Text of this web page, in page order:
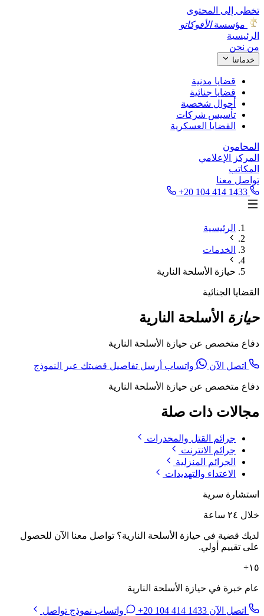
تخطى إلى المحتوى
مؤسسةالأفوكاتو
الرئيسية
من نحن
خدماتنا
قضايا مدنية
قضايا جنائية
أحوال شخصية
تأسيس شركات
القضايا العسكرية
المحامون
المركز الإعلامي
المكاتب
تواصل معنا
+20 104 414 1433
الرئيسية
الخدمات
حيازة الأسلحة النارية
القضايا الجنائية
حيازة الأسلحة النارية
دفاع متخصص عن حيازة الأسلحة النارية
اتصل الآن واتساب أرسل تفاصيل قضيتك عبر النموذج
دفاع متخصص عن حيازة الأسلحة النارية
مجالات ذات صلة
جرائم القتل والمخدرات
جرائم الانترنت
الجرائم المنزلية
الاعتداء والتهديدات
استشارة سرية
خلال ٢٤ ساعة
لديك قضية في حيازة الأسلحة النارية؟ تواصل معنا الآن للحصول
على تقييم أولي.
١٥+
عام خبرة في حيازة الأسلحة النارية
اتصل الآن +20 104 414 1433 واتساب نموذج تواصل